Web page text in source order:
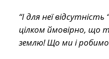
“І для неї
цілком ймовірно, що
землю! Що ми і